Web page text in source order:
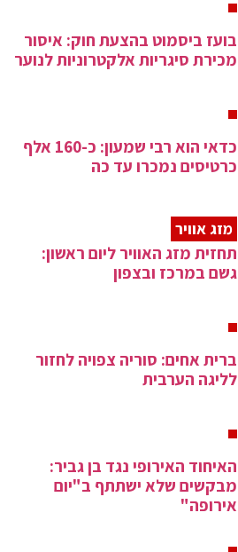
בועז ביסמוט בהצעת חוק: איסור
מכירת סיגריות אלקטרוניות לנוער
כדאי הוא רבי שמעון: כ-160 אלף
כרטיסים נמכרו עד כה
מזג אוויר
תחזית מזג האוויר ליום ראשון:
גשם במרכז ובצפון
ברית אחים: סוריה צפויה לחזור
לליגה הערבית
האיחוד האירופי נגד בן גביר:
מבקשים שלא ישתתף ב"יום
אירופה"